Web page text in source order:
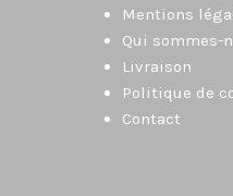
Mentions
Qui sommes-
Livraison
Politique de
Contact